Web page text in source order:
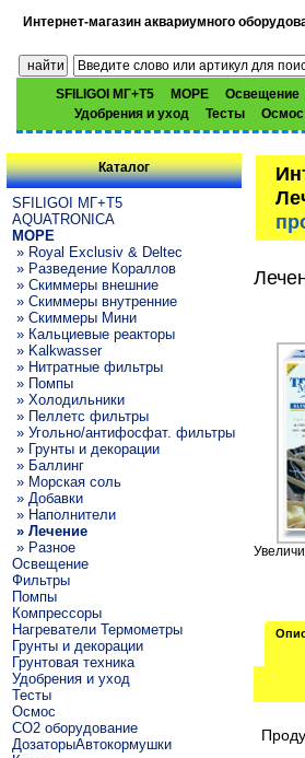
Интернет-магазин аквариумного
SFILIGOI МГ+Т5 МОРЕ Освещение
Удобрения и уход
Тесты Осмос
Каталог
SFILIGOI МГ+Т5
AQUATRONICA
МОРЕ
» Royal Exclusiv & Deltec
» Разведение Кораллов
» Скиммеры внешние
» Скиммеры внутренние
» Скиммеры Мини
» Кальциевые реакторы
» Kalkwasser
» Нитратные фильтры
» Помпы
» Холодильники
» Пеллетс фильтры
» Угольно/антифосфат. фильтры
» Грунты и декорации
» Баллинг
» Морская соль
» Добавки
» Наполнители
» Лечение
» Разное
Освещение
Фильтры
Помпы
Компрессоры
Нагреватели Термометры
Грунты и декорации
Грунтовая техника
Удобрения и уход
Тесты
Осмос
CO2 оборудование
ДозаторыАвтокормушки